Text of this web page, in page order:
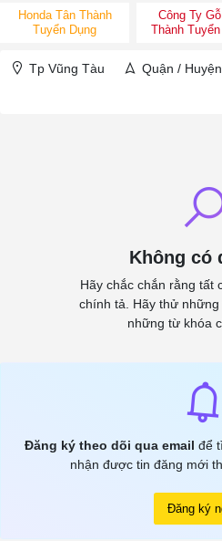
Honda Tân Thành
Tuyển Dụng
Công Ty
Thành
Tp Vũng Tàu Quận / Huyện
Không có
Hãy chắc chắn rằng tất
chính tả. Hãy thử
những từ khóa
Đăng ký theo dõi qua email để
nhận được tin đăng mới
Đăng ký